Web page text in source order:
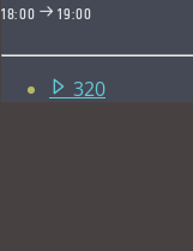
18:00 19:00
320